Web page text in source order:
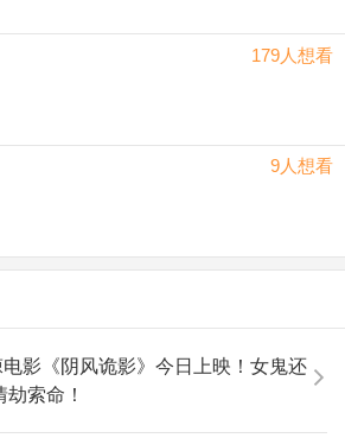
179人想看
9人想看
影《阴风诡影》今日上映！女鬼还
劫索命！